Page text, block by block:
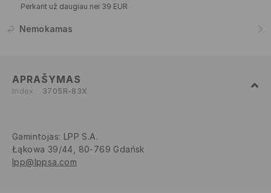
Perkant už daugiau nei 39 EUR
Nemokamas
APRAŠYMAS
Index 3705R-83X
Gamintojas: LPP S.A.
Łąkowa 39/44, 80-769 Gdańsk
lpp@lppsa.com